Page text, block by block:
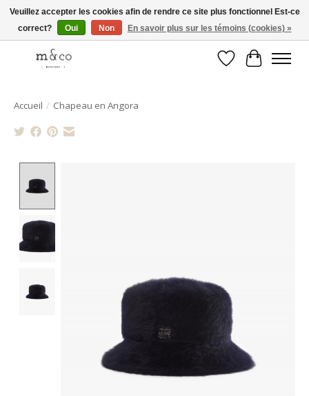
Livraison gratuite avec tout achat de 250$ et plus
Liste dePanier
Accueil / Chapeau en Angora
Veuillez accepter les cookies afin de rendre ce site plus fonctionnel Est-ce
correct?
Oui Non En savoir plus sur les témoins (cookies) »